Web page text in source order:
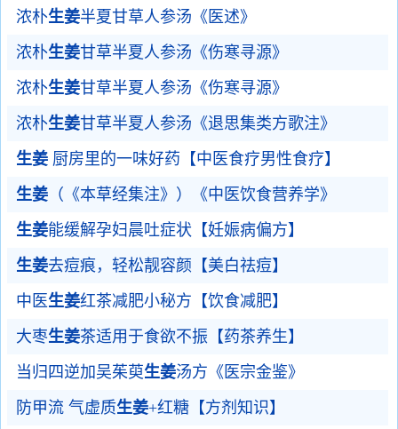
浓朴生姜半夏甘草人参汤《医述》
浓朴生姜甘草半夏人参汤《伤寒寻源》
浓朴生姜甘草半夏人参汤《伤寒寻源》
浓朴生姜甘草半夏人参汤《退思集类方歌注》
生姜 厨房里的一味好药【中医食疗男性食疗】
生姜 （《本草经集注》）《中医饮食营养学》
生姜能缓解孕妇晨吐症状【妊娠病偏方】
生姜去痘痕，轻松靓容颜【美白祛痘】
中医生姜红茶减肥小秘方【饮食减肥】
大枣生姜茶适用于食欲不振【药茶养生】
当归四逆加吴茱萸生姜汤方《医宗金鉴》
防甲流 气虚质生姜+红糖【方剂知识】